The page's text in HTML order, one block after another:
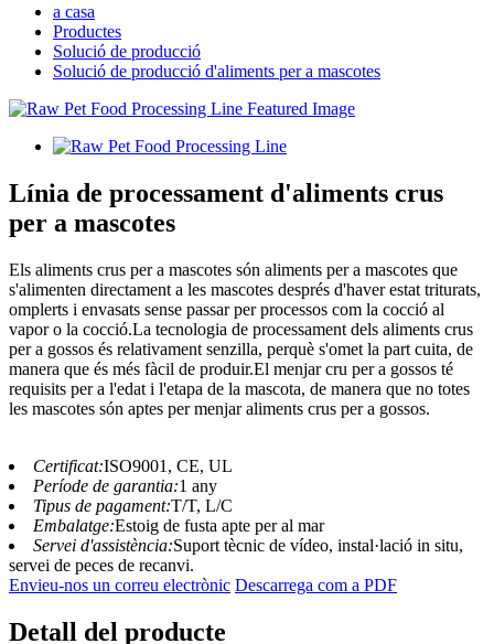
a casa
Productes
Solució de producció
Solució de producció d'aliments per a mascotes
Línia de processament d'aliments crus
per a mascotes
Els aliments crus per a mascotes són aliments per a mascotes que
s'alimenten directament a les mascotes després d'haver estat triturats,
omplerts i envasats sense passar per processos com la cocció al
vapor o la cocció.La tecnologia de processament dels aliments crus
per a gossos és relativament senzilla, perquè s'omet la part cuita, de
manera que és més fàcil de produir.El menjar cru per a gossos té
requisits per a l'edat i l'etapa de la mascota, de manera que no totes
les mascotes són aptes per menjar aliments crus per a gossos.
Certificat:ISO9001, CE, UL
Període de garantia:1 any
Tipus de pagament:T/T, L/C
Embalatge:Estoig de fusta apte per al mar
Servei d'assistència:Suport tècnic de vídeo, instal·lació in situ,
servei de peces de recanvi.
Envieu-nos un correu electrònic Descarrega com a PDF
Detall del producte